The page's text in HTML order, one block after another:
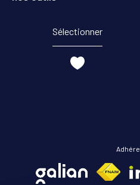
Sélectionner